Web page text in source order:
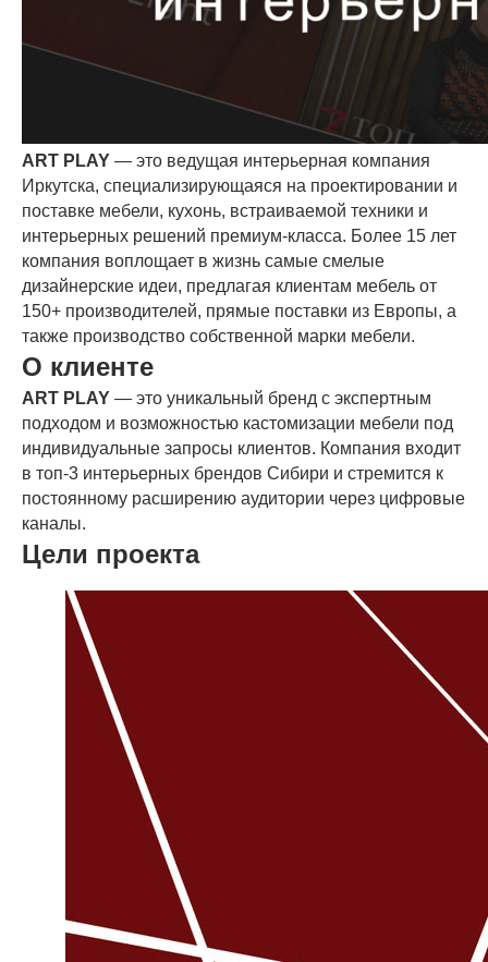
ART PLAY — это ведущая интерьерная компания
Иркутска, специализирующаяся на проектировании и
поставке мебели, кухонь, встраиваемой техники и
интерьерных решений премиум-класса. Более 15 лет
компания воплощает в жизнь самые смелые
дизайнерские идеи, предлагая клиентам мебель от
150+ производителей, прямые поставки из Европы, а
также производство собственной марки мебели.
О клиенте
ART PLAY — это уникальный бренд с экспертным
подходом и возможностью кастомизации мебели под
индивидуальные запросы клиентов. Компания входит
в топ-3 интерьерных брендов Сибири и стремится к
постоянному расширению аудитории через цифровые
каналы.
Цели проекта